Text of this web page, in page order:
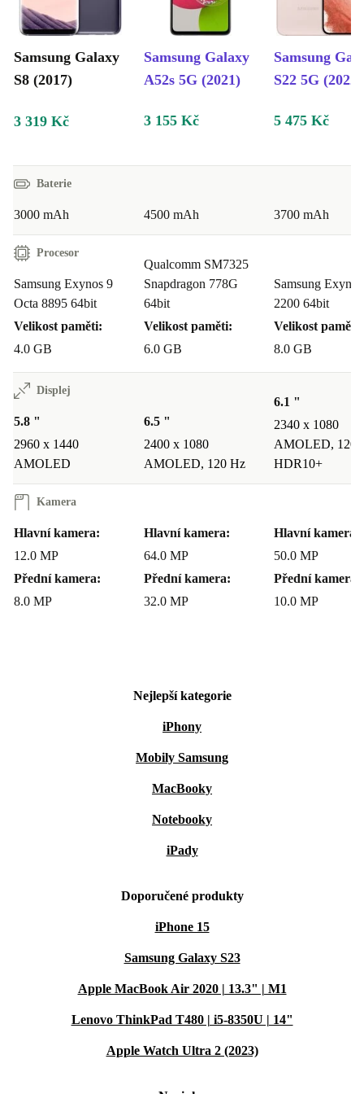
spoustu peněz a podpoříš životní prostředí. Celkem asi
triček – se ušetří ve srovnání s novým zařízením.
Repasovaný Samsung S8 samozřejmě vypadá jako nový
a je dodáván s minimálně 1 rokem záruky.
Samsung Galaxy
S8 (2017)
Samsung Galaxy
A52s 5G (2021)
Samsung
S22 5G (2022)
3 319 Kč 3 155 Kč 5 475 Kč
Baterie
3000 mAh 4500 mAh 3700 mAh
Procesor
Samsung Exynos 9
Octa 8895 64bit
Velikost paměti:
4.0 GB
Qualcomm SM7325
Snapdragon 778G
64bit
Velikost paměti:
6.0 GB
Samsung Exynos
2200 64bit
Velikost paměti:
8.0 GB
Displej
5.8 "
2960 x 1440
AMOLED
6.5 "
2400 x 1080
AMOLED, 120 Hz
6.1 "
2340 x 1080
AMOLED, 120
HDR10+
Kamera
Hlavní kamera:
12.0 MP
Přední kamera:
8.0 MP
Hlavní kamera:
64.0 MP
Přední kamera:
32.0 MP
Hlavní kamera:
50.0 MP
Přední kamera:
10.0 MP
Nejlepší kategorie
iPhony
Mobily Samsung
MacBooky
Notebooky
iPady
Doporučené produkty
iPhone 15
Samsung Galaxy S23
Apple MacBook Air 2020 | 13.3" | M1
Lenovo ThinkPad T480 | i5-8350U | 14"
Apple Watch Ultra 2 (2023)